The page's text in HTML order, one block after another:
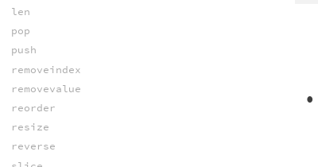
len
pop
push
removeindex
removevalue
reorder
resize
reverse